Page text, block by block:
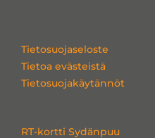
e
d
i
b
o
o
k
r
Tietosuojaseloste
Tietoa evästeistä
Tietosuojakäytännöt
RT-kortti Sydänpuu